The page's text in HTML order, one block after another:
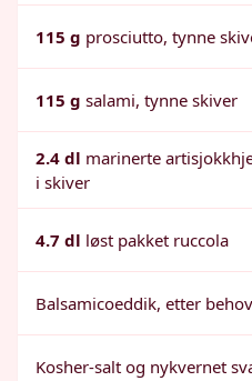
115 g prosciutto, tynne
115 g salami, tynne skiver
2.4 dl marinerte
i skiver
4.7 dl løst pakket ruccola
Balsamicoeddik, etter behov
Kosher-salt og nykvernet